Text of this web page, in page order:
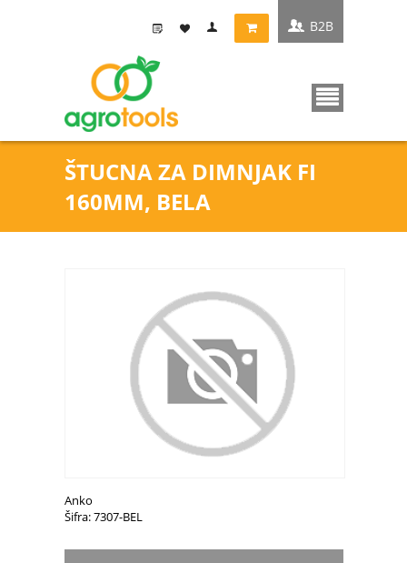
ŠTUCNA ZA DIMNJAK FI
160MM, BELA
B2B
Anko
Šifra: 7307-BEL